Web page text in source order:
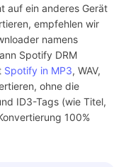
auf ein anderes Gerät
empfehlen wir
namens
Spotify DRM
Spotify in MP3, WAV,
ohne die
ID3-Tags (wie Titel,
100%